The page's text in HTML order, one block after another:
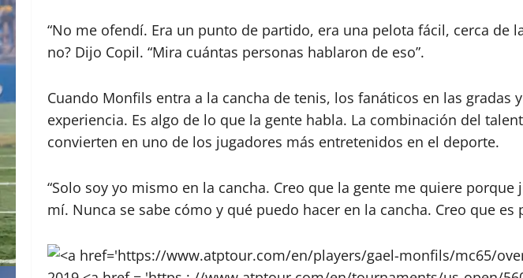
“No me ofendí. Era un punto de partido, era una pelota fácil, cerca
no? Dijo Copil. “Mira cuántas personas hablaron de eso”.
Cuando Monfils entra a la cancha de tenis, los fanáticos en las
experiencia. Es algo de lo que la gente habla. La combinación del
convierten en uno de los jugadores más entretenidos en el deporte.
“Solo soy yo mismo en la cancha. Creo que la gente me quiere
mí. Nunca se sabe cómo y qué puedo hacer en la cancha. Creo que